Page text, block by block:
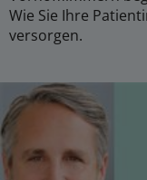
Wie Sie Ihre
versorgen.